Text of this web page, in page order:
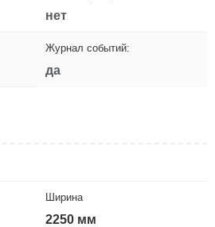
нет
Журнал событий:
да
Ширина
2250 мм